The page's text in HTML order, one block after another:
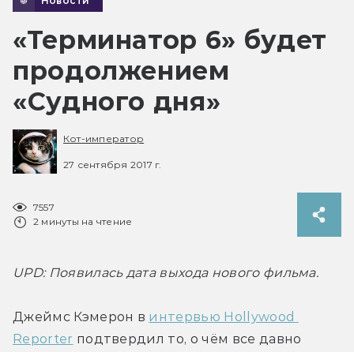
«Терминатор 6» будет
продолжением
«Судного дня»
Кот-император
27 сентября 2017 г.
7557
2 минуты на чтение
UPD: Появилась дата выхода нового фильма.
Джеймс Кэмерон в интервью Hollywood
Reporter подтвердил то, о чём все давно